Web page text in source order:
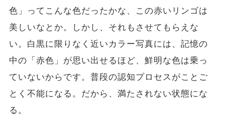
色」ってこんな色だったかな、 この赤いリンゴは
美しいなとか。しかし、それもさせてもらえな
い。白黒に限りなく近いカラー写真には、記憶の
中の「赤色」が思い出せるほど、鮮明な色は乗っ
ていないからです。普段の認知プロセスがことご
とく不能になる。だから、満たされない状態にな
る。